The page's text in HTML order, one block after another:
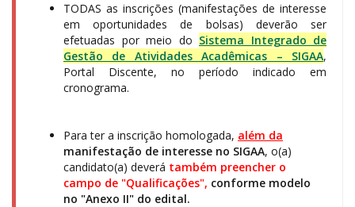
TODAS as inscrições (manifestações de interesse
em oportunidades de bolsas) deverão ser
efetuadas por meio do Sistema Integrado de
Gestão de Atividades Acadêmicas – SIGAA,
Portal Discente, no período indicado em
cronograma.
Para ter a inscrição homologada, além da
manifestação de interesse no SIGAA, o(a)
candidato(a) deverá também preencher o
campo de "Qualificações", conforme modelo
no "Anexo II" do edital.